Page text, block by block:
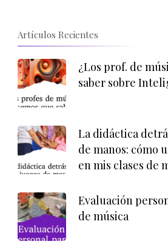
Artículos Recientes
¿Los prof. de
saber sobre
La didáctica
de manos: cómo
en mis clases de
Evaluación
de música